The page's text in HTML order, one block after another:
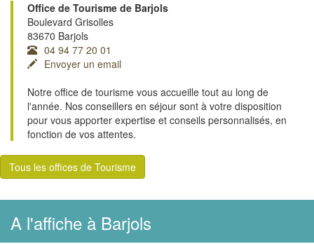
Office de Tourisme de Barjols
Boulevard Grisolles
83670 Barjols
04 94 77 20 01
Envoyer un email
Notre office de tourisme vous accueille tout au long de
l'année. Nos conseillers en séjour sont à votre disposition
pour vous apporter expertise et conseils personnalisés, en
fonction de vos attentes.
Tous les offices de Tourisme
A l'affiche à Barjols